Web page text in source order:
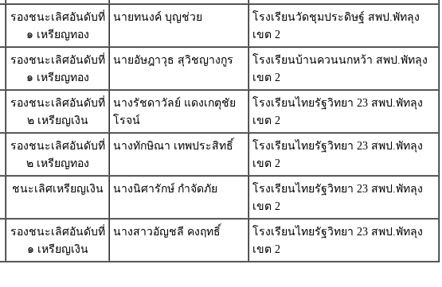
รองชนะเลิศอันดับที่
๑ เหรียญทอง
นายทนงค์ บุญช่วย
โรงเรียนวัดชุมประดิษฐ์ สพป.พัทลุง
เขต 2
รองชนะเลิศอันดับที่
๑ เหรียญทอง
นายอัษฎาวุธ สุวิชญางกูร
โรงเรียนบ้านควนนกหว้า สพป.พัทลุง
เขต 2
รองชนะเลิศอันดับที่
๒ เหรียญเงิน
นางรัชดาวัลย์ แดงเกตุชัย
โรจน์
โรงเรียนไทยรัฐวิทยา 23 สพป.พัทลุง
เขต 2
รองชนะเลิศอันดับที่
๒ เหรียญทอง
นางทักษิณา เทพประสิทธิ์
โรงเรียนไทยรัฐวิทยา 23 สพป.พัทลุง
เขต 2
ชนะเลิศเหรียญเงิน นางนิศารักษ์ กำจัดภัย
โรงเรียนไทยรัฐวิทยา 23 สพป.พัทลุง
เขต 2
รองชนะเลิศอันดับที่
๑ เหรียญเงิน
นางสาวอัญชลี คงฤทธิ์
โรงเรียนไทยรัฐวิทยา 23 สพป.พัทลุง
เขต 2